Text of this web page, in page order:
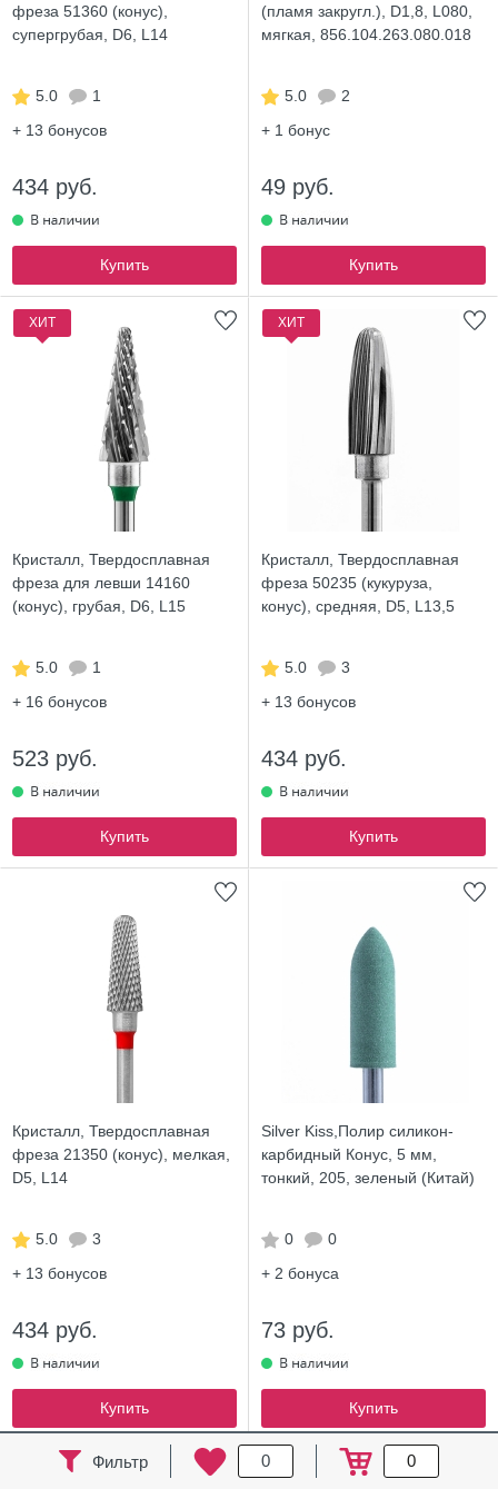
Фильтр 0 0
фреза 51360 (конус),
супергрубая, D6, L14
5.0
1
+ 13 бонусов
434 руб.
Купить
(пламя закругл.), D1,8, L080,
мягкая, 856.104.263.080.018
5.0
2
+ 1 бонус
49 руб.
Купить
ХИТ
Кристалл, Твердосплавная
фреза для левши 14160
(конус), грубая, D6, L15
5.0
1
+ 16 бонусов
523 руб.
Купить
ХИТ
Кристалл, Твердосплавная
фреза 50235 (кукуруза,
конус), средняя, D5, L13,5
5.0
3
+ 13 бонусов
434 руб.
Купить
Кристалл, Твердосплавная
фреза 21350 (конус), мелкая,
D5, L14
5.0
3
+ 13 бонусов
434 руб.
Купить
Silver Kiss,Полир силикон-
карбидный Конус, 5 мм,
тонкий, 205, зеленый (Китай)
0
0
+ 2 бонуса
73 руб.
Купить